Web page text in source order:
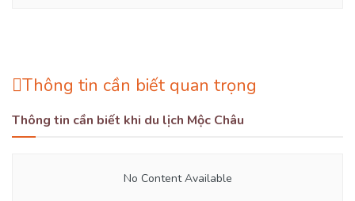
Thông tin cần biết quan trọng
Thông tin cần biết khi du lịch Mộc Châu
No Content Available